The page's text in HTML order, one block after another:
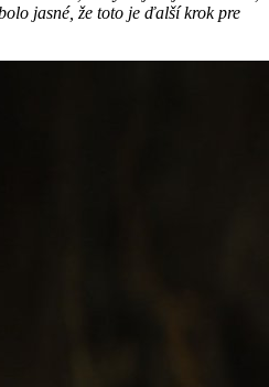
jasné, že toto je ďalší krok pre